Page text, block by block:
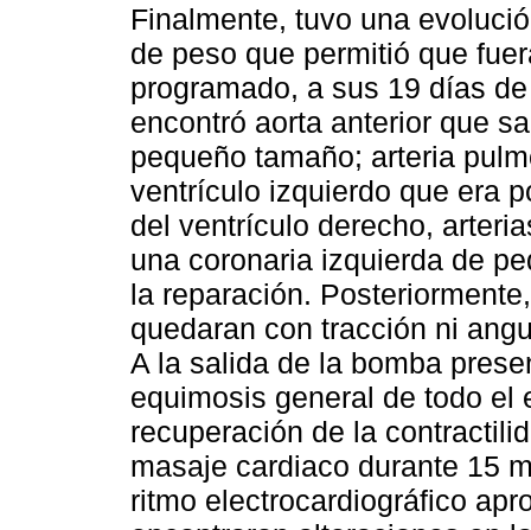
Finalmente, tuvo una
de peso que permitió que
programado, a sus 19 días
encontró aorta anterior que
pequeño tamaño; arteria
ventrículo izquierdo que era
del ventrículo derecho,
una coronaria izquierda de
la reparación.
quedaran con tracción ni
A la salida de la bomba
equimosis general de todo el
recuperación de la
masaje cardiaco durante 15
ritmo electrocardiográfico